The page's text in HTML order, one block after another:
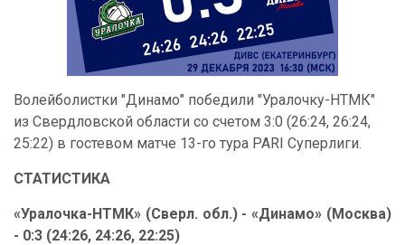
Волейболистки "Динамо" победили "Уралочку-НТМК"
из Свердловской области со счетом 3:0 (26:24, 26:24,
25:22) в гостевом матче 13-го тура PARI Суперлиги.
СТАТИСТИКА
«Уралочка-НТМК» (Сверл. обл.) - «Динамо» (Москва)
- 0:3 (24:26, 24:26, 22:25)